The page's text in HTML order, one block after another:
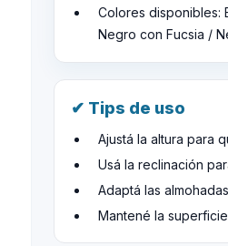
Colores disponibles:
Negro con Fucsia /
✔ Tips de uso
Ajustá la altura para
Usá la reclinación
Adaptá las
Mantené la